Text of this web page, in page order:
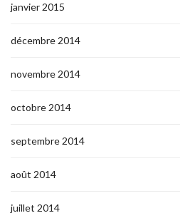
janvier 2015
décembre 2014
novembre 2014
octobre 2014
septembre 2014
août 2014
juillet 2014